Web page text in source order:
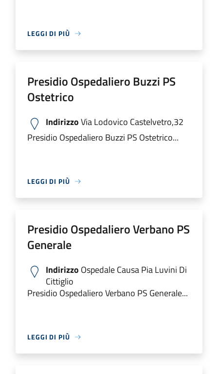
LEGGI DI PIÙ
Presidio Ospedaliero Buzzi PS
Ostetrico
IndirizzoVia Lodovico Castelvetro,32
Presidio Ospedaliero Buzzi PS Ostetrico...
LEGGI DI PIÙ
Presidio Ospedaliero Verbano PS
Generale
Indirizzo Ospedale Causa Pia Luvini Di
Cittiglio
Presidio Ospedaliero Verbano PS Generale...
LEGGI DI PIÙ